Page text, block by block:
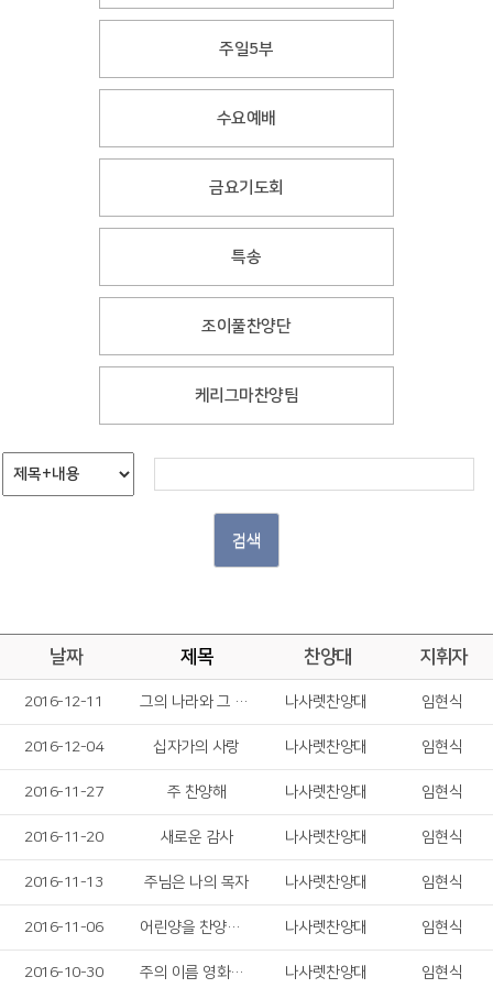
주일5부
수요예배
금요기도회
특송
조이풀찬양단
케리그마찬양팀
검색
날짜 제목 찬양대 지휘자
2016-12-11 그의 나라와 그 의를 구하라 나사렛찬양대 임현식
2016-12-04 십자가의 사랑 나사렛찬양대 임현식
2016-11-27 주 찬양해 나사렛찬양대 임현식
2016-11-20 새로운 감사 나사렛찬양대 임현식
2016-11-13 주님은 나의 목자 나사렛찬양대 임현식
2016-11-06 어린양을 찬양하라 나사렛찬양대 임현식
2016-10-30 주의 이름 영화롭도다 나사렛찬양대 임현식